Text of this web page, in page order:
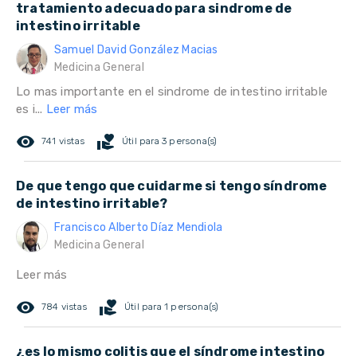
tratamiento adecuado para sindrome de
intestino irritable
Samuel David González Macias
Medicina General
Lo mas importante en el sindrome de intestino irritable
es i... Leer más
remove_red_eye 741 vistas volunteer_activism Útil para 3 persona(s)
De que tengo que cuidarme si tengo síndrome
de intestino irritable?
Francisco Alberto Díaz Mendiola
Medicina General
Leer más
remove_red_eye 784 vistas volunteer_activism Útil para 1 persona(s)
¿es lo mismo colitis que el síndrome intestino